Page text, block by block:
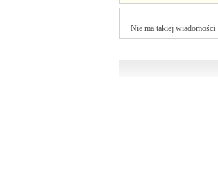
Nie ma takiej wiadomości